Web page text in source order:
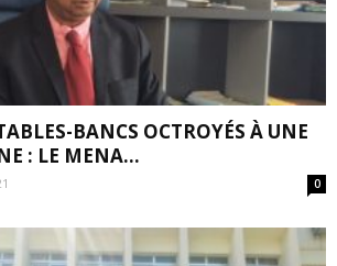
BANCS OCTROYÉS À UNE
: LE MENA...
0